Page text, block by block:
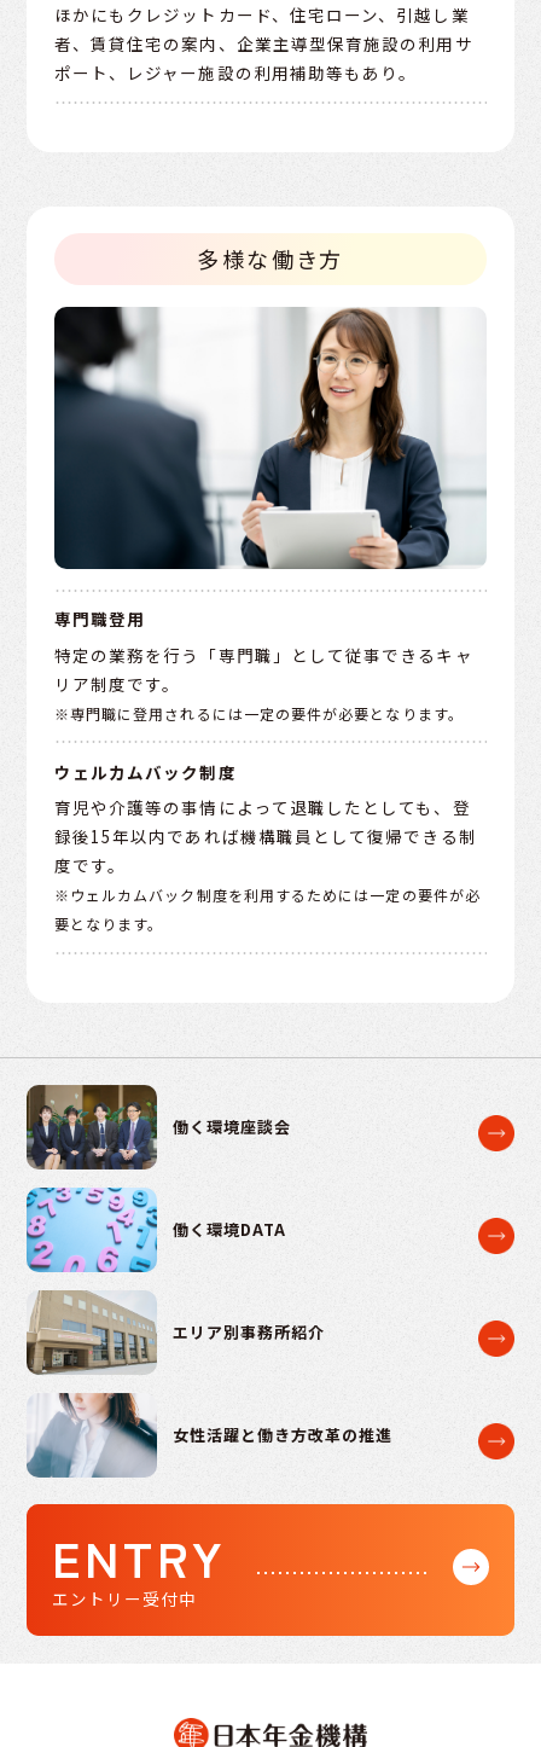
ほかにもクレジットカード、住宅ローン、引越し業
者、賃貸住宅の案内、企業主導型保育施設の利用サ
ポート、レジャー施設の利用補助等もあり。
多様な働き方
専門職登用
特定の業務を行う「専門職」として従事できるキャ
リア制度です。
※専門職に登用されるには一定の要件が必要となります。
ウェルカムバック制度
育児や介護等の事情によって退職したとしても、登
録後15年以内であれば機構職員として復帰できる制
度です。
※ウェルカムバック制度を利用するためには一定の要件が必
要となります。
働く環境座談会
働く環境DATA
エリア別事務所紹介
女性活躍と働き方改革の推進
ENTRY
エントリー受付中